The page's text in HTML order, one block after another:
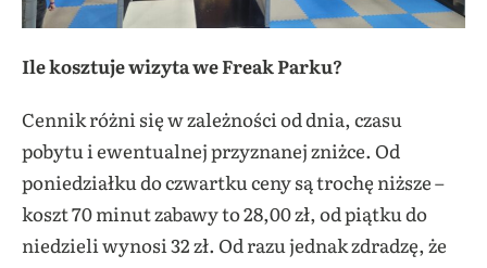
Ile kosztuje wizyta we Freak Parku?
Cennik różni się w zależności od dnia, czasu
pobytu i ewentualnej przyznanej zniżce. Od
poniedziałku do czwartku ceny są trochę niższe –
koszt 70 minut zabawy to 28,00 zł, od piątku do
niedzieli wynosi 32 zł. Od razu jednak zdradzę, że